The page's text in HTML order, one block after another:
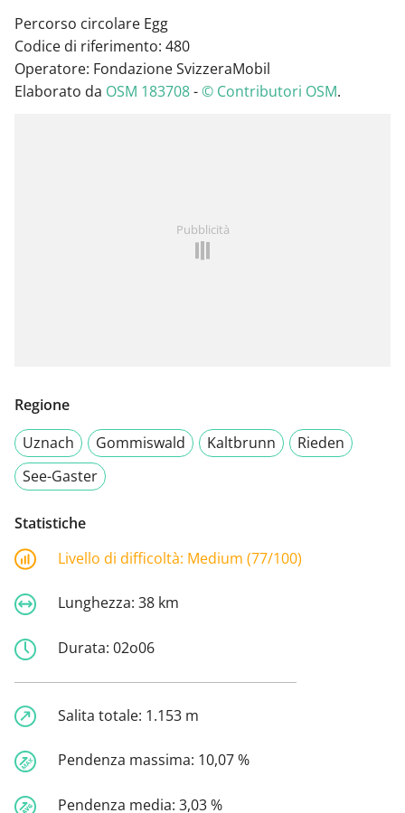
Percorso circolare Egg
Codice di riferimento: 480
Operatore: Fondazione SvizzeraMobil
Elaborato da OSM 183708-© Contributori OSM.
Pubblicità
Regione
Uznach
Gommiswald Kaltbrunn
Rieden
See-Gaster
Statistiche
Livello di difficoltà: Medium (77/100)
Lunghezza: 38 km
Durata: 02o06
Salita totale: 1.153 m
Pendenza massima: 10,07 %
Pendenza media: 3,03 %